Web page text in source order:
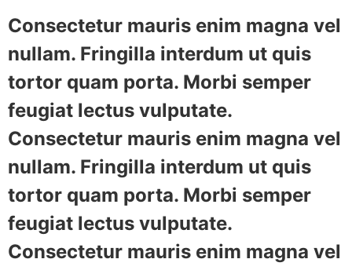
Consectetur mauris enim magna vel
nullam. Fringilla interdum ut quis
tortor quam porta. Morbi semper
feugiat lectus vulputate.
Consectetur mauris enim magna vel
nullam. Fringilla interdum ut quis
tortor quam porta. Morbi semper
feugiat lectus vulputate.
Consectetur mauris enim magna vel